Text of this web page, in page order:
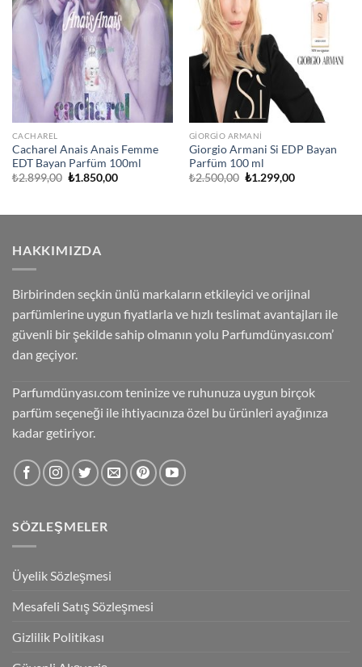
CACHAREL
Cacharel Anais Anais Femme
EDT Bayan Parfüm 100ml
₺2.899,00 Orijinal
₺1.850,00Şu
GIORGIO ARMANI
Giorgio Armani Si EDP Bayan
Parfüm 100 ml
₺2.500,00 Orijinal
₺1.299,00Şu
HAKKIMIZDA
Birbirinden seçkin ünlü markaların etkileyici ve orijinal
parfümlerine uygun fiyatlarla ve hızlı teslimat avantajları ile
güvenli bir şekilde sahip olmanın yolu Parfumdünyası.com’
dan geçiyor.
Parfumdünyası.com teninize ve ruhunuza uygun birçok
parfüm seçeneği ile ihtiyacınıza özel bu ürünleri ayağınıza
kadar getiriyor.
SÖZLEŞMELER
Üyelik Sözleşmesi
Mesafeli Satış Sözleşmesi
Gizlilik Politikası